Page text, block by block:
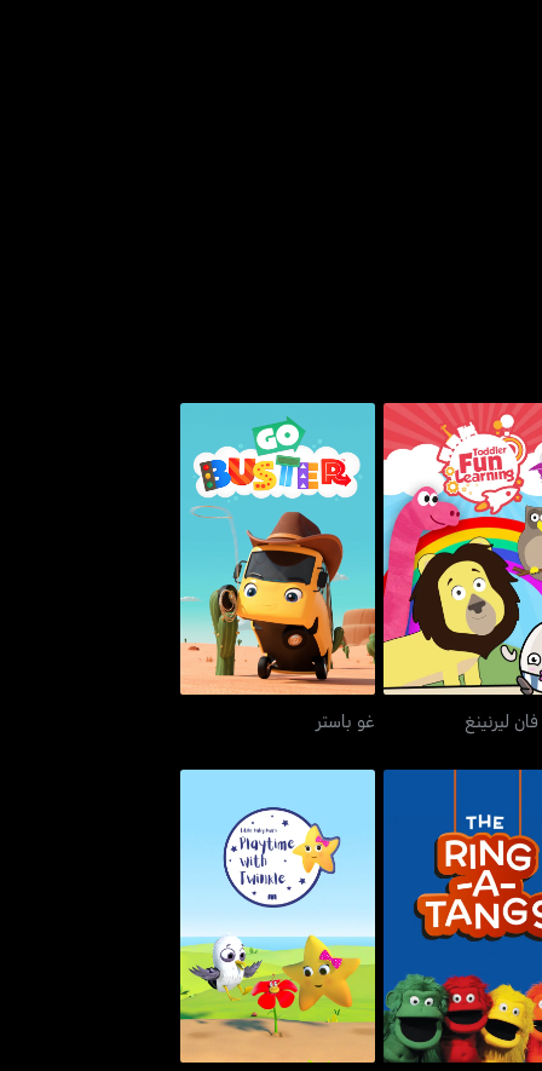
تودلر فان ليرنينغ
ليرنينغ
غو باستر
غو باستر
رينغ-ايه-تانغس بلايتايم ويذ توينكل